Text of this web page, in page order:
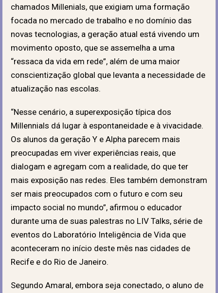
chamados Millenials, que exigiam uma formação
focada no mercado de trabalho e no domínio das
novas tecnologias, a geração atual está vivendo um
movimento oposto, que se assemelha a uma
“ressaca da vida em rede”, além de uma maior
conscientização global que levanta a necessidade de
atualização nas escolas.
“Nesse cenário, a superexposição típica dos
Millennials dá lugar à espontaneidade e à vivacidade.
Os alunos da geração Y e Alpha parecem mais
preocupadas em viver experiências reais, que
dialogam e agregam com a realidade, do que ter
mais exposição nas redes. Eles também demonstram
ser mais preocupados com o futuro e com seu
impacto social no mundo”, afirmou o educador
durante uma de suas palestras no LIV Talks, série de
eventos do Laboratório Inteligência de Vida que
aconteceram no início deste mês nas cidades de
Recife e do Rio de Janeiro.
Segundo Amaral, embora seja conectado, o aluno de